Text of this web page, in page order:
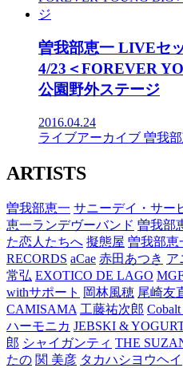
曽我部恵一 LIVEセ
4/23＜FOREVER
公園野外ステージ
2016.04.24
ライブアーカイブ 曽我
ARTISTS
曽我部恵一 サニーデイ・サー
恵一ランデヴーバンド 曽我部
た恋人たちへ 擬態屋 曽我部恵
RECORDS aCae 赤田あつき ア
常弘 EXOTICO DE LAGO
withサポート 岡林風穂 尾崎友
CAMISAMA 工藤祐次郎
ハーモニカ JEBSKI &
郎 シャイガンティ THE
たの 関 美彦 タカハシヨウヘイ